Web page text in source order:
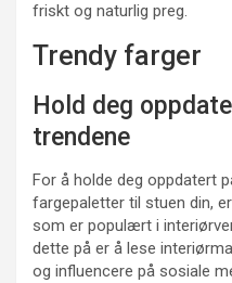
friskt og naturlig preg.
Trendy farger
Hold deg
trendene
For å holde deg oppdatert
fargepaletter til stuen din,
som er populært i
dette på er å lese
og influencere på sosiale